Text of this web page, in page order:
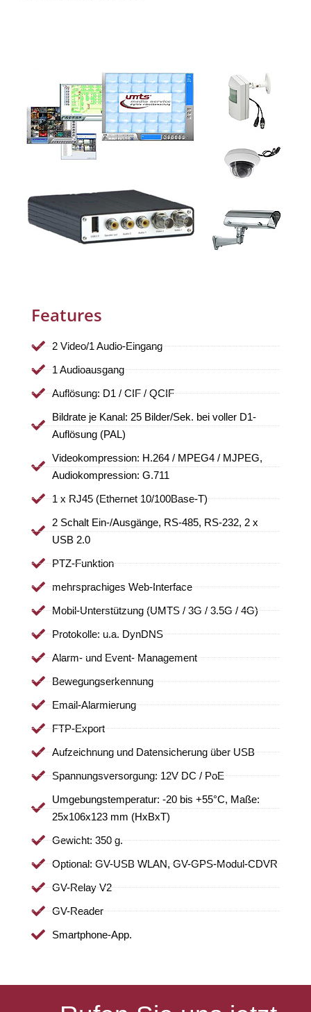
Features
2 Video/1 Audio-Eingang
1 Audioausgang
Auflösung: D1 / CIF / QCIF
Bildrate je Kanal: 25 Bilder/Sek. bei voller D1-
Auflösung (PAL)
Videokompression: H.264 / MPEG4 / MJPEG,
Audiokompression: G.711
1 x RJ45 (Ethernet 10/100Base-T)
2 Schalt Ein-/Ausgänge, RS-485, RS-232, 2 x
USB 2.0
PTZ-Funktion
mehrsprachiges Web-Interface
Mobil-Unterstützung (UMTS / 3G / 3.5G / 4G)
Protokolle: u.a. DynDNS
Alarm- und Event- Management
Bewegungserkennung
Email-Alarmierung
FTP-Export
Aufzeichnung und Datensicherung über USB
Spannungsversorgung: 12V DC / PoE
Umgebungstemperatur: -20 bis +55°C, Maße:
25x106x123 mm (HxBxT)
Gewicht: 350 g.
Optional: GV-USB WLAN, GV-GPS-Modul-CDVR
GV-Relay V2
GV-Reader
Smartphone-App.